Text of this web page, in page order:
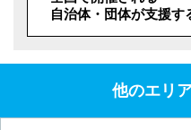
自治体・団体が支援す
他のエリ